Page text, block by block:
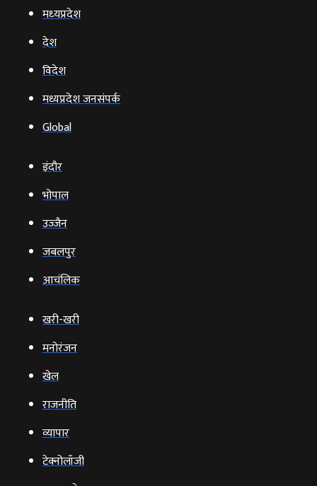
मध्‍यप्रदेश
देश
विदेश
मध्यप्रदेश जनसंपर्क
Global
इंदौर
भोपाल
उज्‍जैन
जबलपुर
आचंलिक
खरी-खरी
मनोरंजन
खेल
राजनीति
व्‍यापार
टेक्‍नोलॉजी